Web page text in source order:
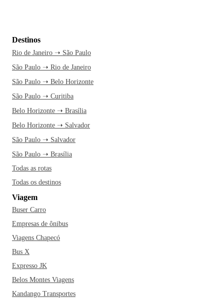
Destinos
Rio de Janeiro ➝ São Paulo
São Paulo ➝ Rio de Janeiro
São Paulo ➝ Belo Horizonte
São Paulo ➝ Curitiba
Belo Horizonte ➝ Brasília
Belo Horizonte ➝ Salvador
São Paulo ➝ Salvador
São Paulo ➝ Brasília
Todas as rotas
Todas os destinos
Viagem
Buser Carro
Empresas de ônibus
Viagens Chapecó
Bus X
Expresso JK
Belos Montes Viagens
Kandango Transportes